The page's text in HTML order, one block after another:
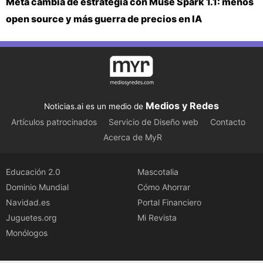
open source y más guerra de precios en IA
Noticias.ai es un medio de Medios y Redes
Artículos patrocinados Servicio de Diseño web
Contacto
Acerca de MyR
Educación 2.0
Dominio Mundial
Navidad.es
Juguetes.org
Monólogos
Mascotalia
Cómo Ahorrar
Portal Financiero
Mi Revista